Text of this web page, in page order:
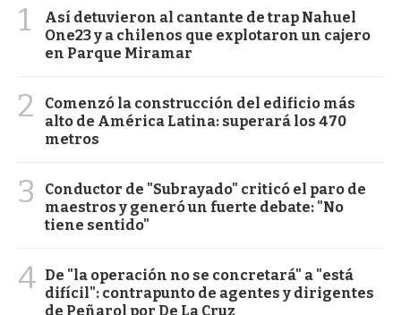
1
Así detuvieron al cantante de trap Nahuel
One23 y a chilenos que explotaron un cajero
en Parque Miramar
2
Comenzó la construcción del edificio más
alto de América Latina: superará los 470
metros
3
Conductor de "Subrayado" criticó el paro de
maestros y generó un fuerte debate: "No
tiene sentido"
4 De "la operación no se concretará" a "está
difícil": contrapunto de agentes y dirigentes
de Peñarol por De La Cruz